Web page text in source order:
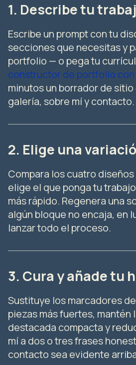
1. Describe tu
Escribe un prompt con tu
secciones que necesitas y
portfolio — o pega tu
constructor de portfolio con
minutos un borrador de
galería, sobre mí y contacto.
2. Elige una
Compara los cuatro
elige el que ponga tu
más rápido. Regenera una
algún bloque no encaja, en
lanzar todo el proceso.
3. Cura y añade tu
Sustituye los marcadores
piezas más fuertes, mantén
destacada compacta y
mí a dos o tres frases
contacto sea evidente